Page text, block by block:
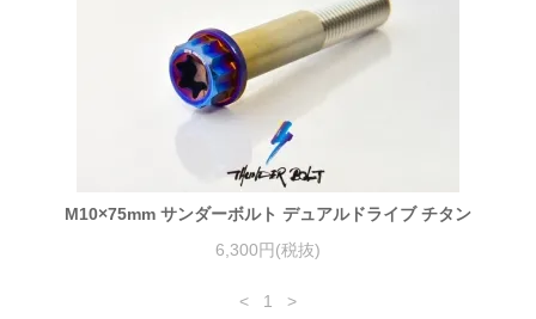
M10×75mm サンダーボルト デュアルドライブ チタン
6,300円(税抜)
< 1 >